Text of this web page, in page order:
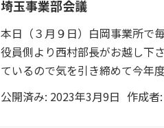
埼玉事業部会議
本日（３月９日）白岡事業所で
役員側より西村部長がお越し下
ているので気を引き締めて今年
公開済み: 2023年3月9日 作成者: